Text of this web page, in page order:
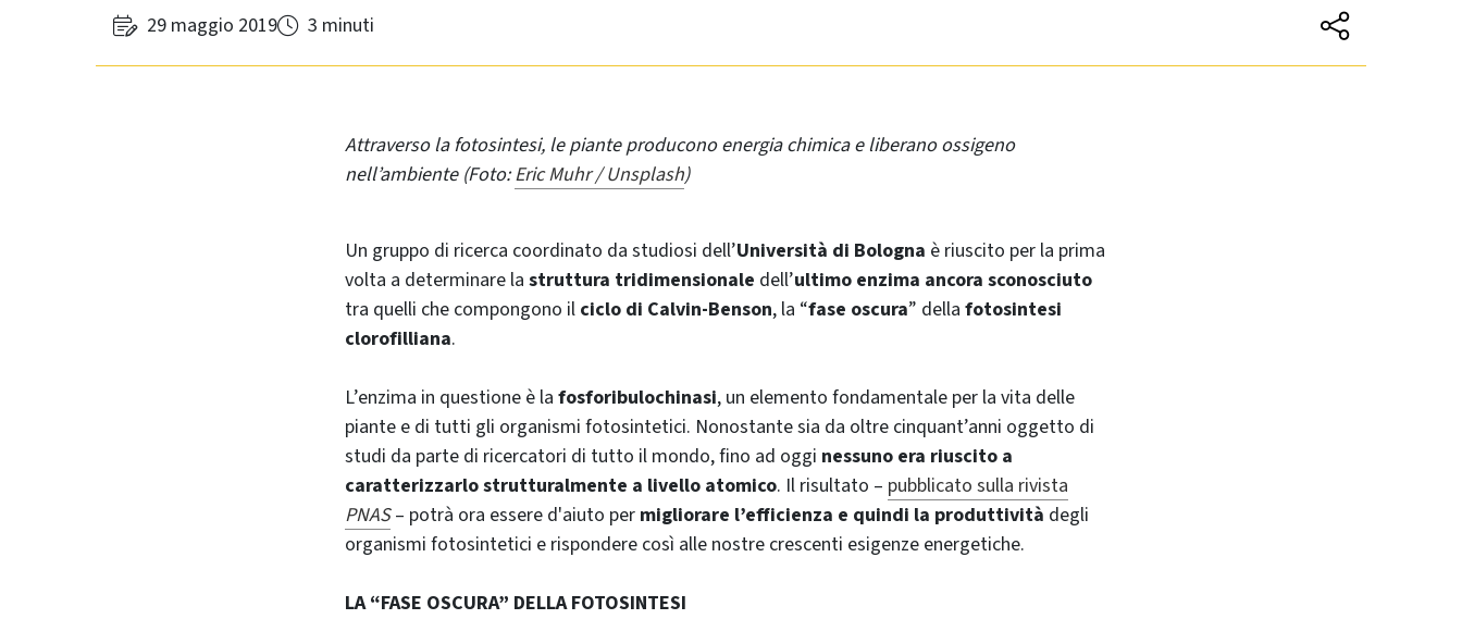
29 maggio 2019 3 minuti
Attraverso la fotosintesi, le piante producono energia chimica e liberano ossigeno
nell’ambiente (Foto:Eric Muhr / Unsplash)
Un gruppo di ricerca coordinato da studiosi dell’Università di Bologna è riuscito per la prima
volta a determinare la struttura tridimensionale dell’ultimo enzima ancora sconosciuto
tra quelli che compongono il ciclo di Calvin-Benson, la “fase oscura” della fotosintesi
clorofilliana.
L’enzima in questione è la fosforibulochinasi, un elemento fondamentale per la vita delle
piante e di tutti gli organismi fotosintetici. Nonostante sia da oltre cinquant’anni oggetto di
studi da parte di ricercatori di tutto il mondo, fino ad oggi nessuno era riuscito a
caratterizzarlo strutturalmente a livello atomico. Il risultato – pubblicato sulla rivista
PNAS– potrà ora essere d'aiuto per migliorare l’efficienza e quindi la produttività degli
organismi fotosintetici e rispondere così alle nostre crescenti esigenze energetiche.
LA “FASE OSCURA” DELLA FOTOSINTESI